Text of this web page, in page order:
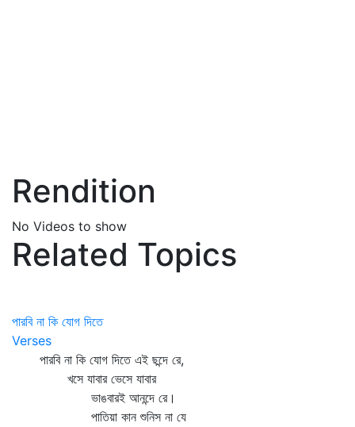
Rendition
No Videos to show
Related Topics
পারবি না কি যোগ দিতে
Verses
পারবি না কি যোগ দিতে এই ছন্দে রে,
খসে যাবার ভেসে যাবার
ভাঙবারই আনন্দে রে।
পাতিয়া কান শুনিস না যে